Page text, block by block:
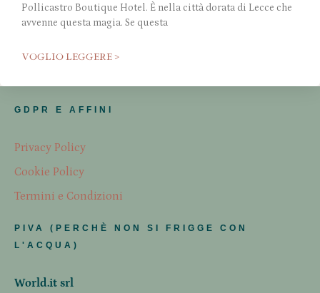
Pollicastro Boutique Hotel. È nella città dorata di Lecce che
avvenne questa magia. Se questa
VOGLIO LEGGERE >
GDPR E AFFINI
Privacy Policy
Cookie Policy
Termini e Condizioni
PIVA (PERCHÈ NON SI FRIGGE CON
L'ACQUA)
World.it srl